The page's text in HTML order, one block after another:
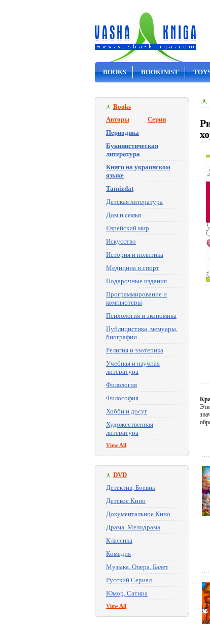
BOOKS BOOKINIST
Books
Авторы
Серии
Периодика
Букинистическая
литература
Книги на украинском
языке
Tamizdat
Детская литература
Дом и семья
Еврейский мир
Искусство
История и политика
Медицина и спорт
Подарочные издания
Программирование и
компьютеры
Психология и экономика
Публицистика, мемуары,
биографии
Религия и эзотерика
Учебная и научная
литература
Филология
Философия
Хобби и досуг
Художественная
литература
View All
DVD
Детектив, Боевик
Детское Кино
Документальное Кино
Драма. Мелодрама
Классика
Комедия
Музыка. Опера. Балет
Русский Сериал
Юмор, Сатира
View All
Эти